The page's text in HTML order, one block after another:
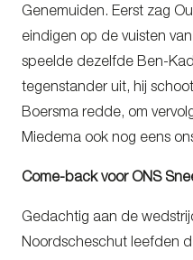
Genemuiden. Eerst zag
eindigen op de vuisten
speelde dezelfde Ben-
tegenstander uit, hij
Boersma redde, om
Miedema ook nog eens
Come-back voor ONS
Gedachtig aan de
Noordscheschut leefden